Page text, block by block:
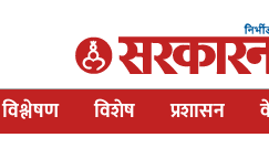
विश्लेषण विशेष प्रशासन